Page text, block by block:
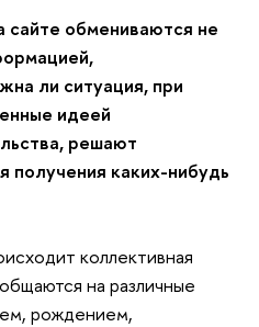
обмениваются не
ли ситуация, при
идеей
решают
получения каких-нибудь
коллективная
на различные
рождением,